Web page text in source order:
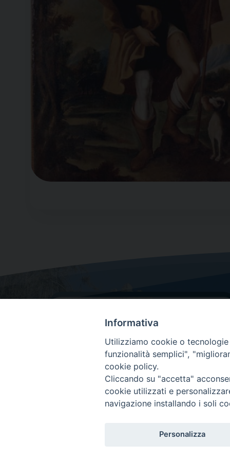
Dove siamo
Via Lorenzo Da Ponte, 116
31029 Vittorio Veneto (Treviso)
Informativa
Utilizziamo cookie o
funzionalità semplici",
cookie policy.
Cliccando su "accetta"
cookie utilizzati e
navigazione installando i soli
Personalizza